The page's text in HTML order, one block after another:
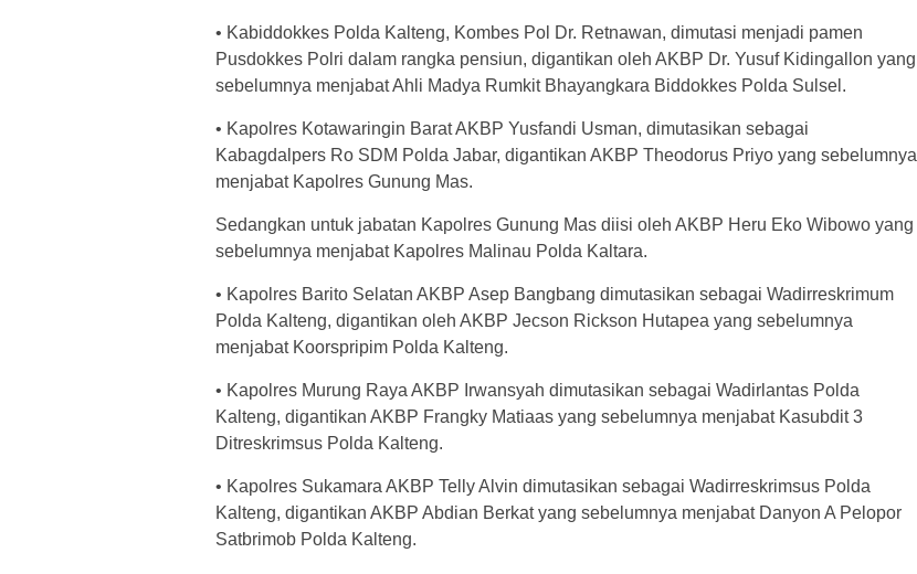
• Kabiddokkes Polda Kalteng, Kombes Pol Dr. Retnawan, dimutasi menjadi pamen
Pusdokkes Polri dalam rangka pensiun, digantikan oleh AKBP Dr. Yusuf Kidingallon yang
sebelumnya menjabat Ahli Madya Rumkit Bhayangkara Biddokkes Polda Sulsel.
• Kapolres Kotawaringin Barat AKBP Yusfandi Usman, dimutasikan sebagai
Kabagdalpers Ro SDM Polda Jabar, digantikan AKBP Theodorus Priyo yang sebelumnya
menjabat Kapolres Gunung Mas.
Sedangkan untuk jabatan Kapolres Gunung Mas diisi oleh AKBP Heru Eko Wibowo yang
sebelumnya menjabat Kapolres Malinau Polda Kaltara.
• Kapolres Barito Selatan AKBP Asep Bangbang dimutasikan sebagai Wadirreskrimum
Polda Kalteng, digantikan oleh AKBP Jecson Rickson Hutapea yang sebelumnya
menjabat Koorspripim Polda Kalteng.
• Kapolres Murung Raya AKBP Irwansyah dimutasikan sebagai Wadirlantas Polda
Kalteng, digantikan AKBP Frangky Matiaas yang sebelumnya menjabat Kasubdit 3
Ditreskrimsus Polda Kalteng.
• Kapolres Sukamara AKBP Telly Alvin dimutasikan sebagai Wadirreskrimsus Polda
Kalteng, digantikan AKBP Abdian Berkat yang sebelumnya menjabat Danyon A Pelopor
Satbrimob Polda Kalteng.